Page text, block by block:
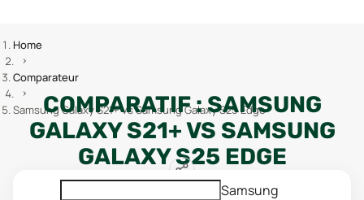
Home
Comparateur
Samsung Galaxy S21+ vs Samsung Galaxy S25 Edge
COMPARATIF :SAMSUNG
GALAXY S21+VS SAMSUNG
GALAXY S25 EDGE
Samsung